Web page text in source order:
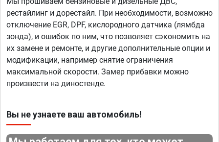
рестайлинг и дорестайл. При необходимости, возможно
отключение EGR, DPF, кислородного датчика (лямбда
зонда), и ошибок по ним, что позволяет сэкономить на
их замене и ремонте, и другие дополнительные опции и
модификации, например снятие ограничения
максимальной скорости. Замер прибавки можно
произвести на диностенде.
Вы не узнаете ваш автомобиль!